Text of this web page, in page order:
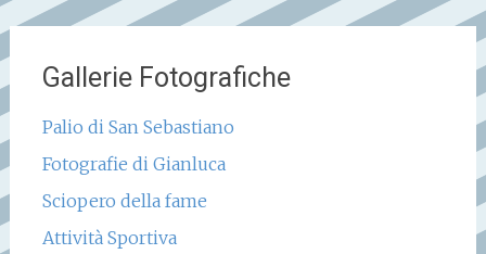
Gallerie Fotografiche
Palio di San Sebastiano
Fotografie di Gianluca
Sciopero della fame
Attività Sportiva